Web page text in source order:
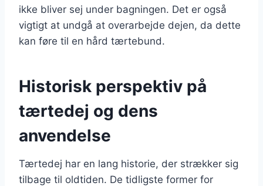
ikke bliver sej under bagningen. Det er også
vigtigt at undgå at overarbejde dejen, da dette
kan føre til en hård tærtebund.
Historisk perspektiv på
tærtedej og dens
anvendelse
Tærtedej har en lang historie, der strækker sig
tilbage til oldtiden. De tidligste former for